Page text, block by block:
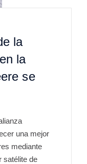
la
la
se
una mejor
mediante
satélite de